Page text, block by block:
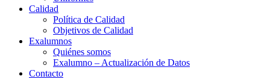
Calidad
Política de Calidad
Objetivos de Calidad
Exalumnos
Quiénes somos
Exalumno – Actualización de Datos
Contacto